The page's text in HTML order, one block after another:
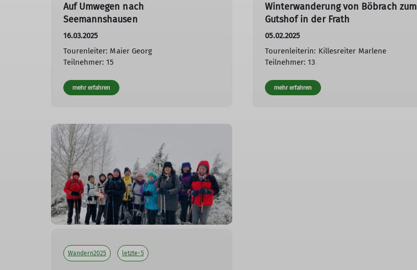
Auf Umwegen nach
Seemannshausen
16.03.2025
Tourenleiter: Maier Georg
Teilnehmer: 15
mehr erfahren
Winterwanderung von Böbrach zum
Gutshof in der Frath
05.02.2025
Tourenleiterin: Killesreiter Marlene
Teilnehmer: 13
mehr erfahren
Wandern2025 letzte-5